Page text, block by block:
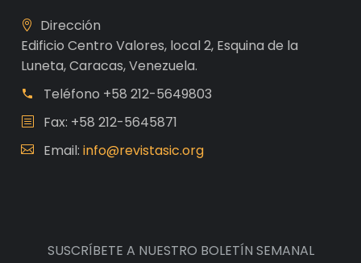
Dirección
Edificio Centro Valores, local 2, Esquina de la
Luneta, Caracas, Venezuela.
Teléfono +58 212-5649803
Fax: +58 212-5645871
Email: info@revistasic.org
SUSCRÍBETE A NUESTRO BOLETÍN SEMANAL